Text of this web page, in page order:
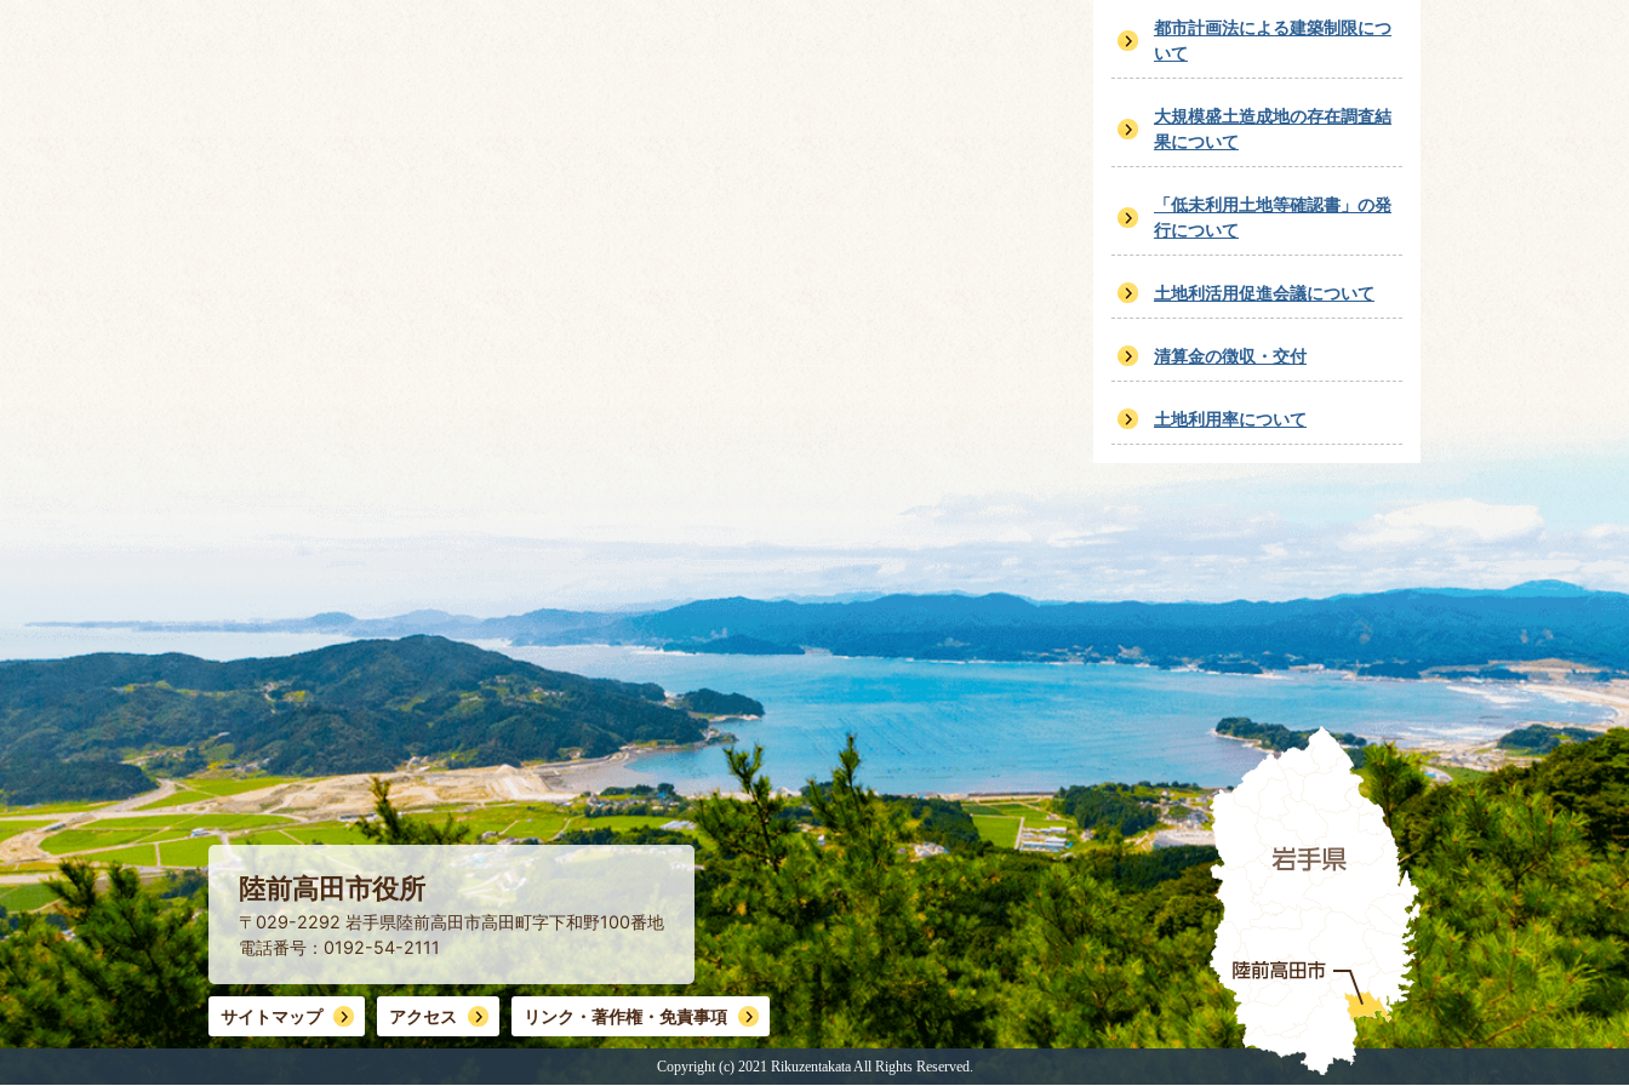
都市計画法による建築制限につ
いて
大規模盛土造成地の存在調査結
果について
「低未利用土地等確認書」の発
行について
土地利活用促進会議について
清算金の徴収・交付
土地利用率について
陸前高田市役所
〒029-2292 岩手県陸前高田市高田町字下和野100番地
電話番号：0192-54-2111
サイトマップ アクセス リンク・著作権・免責事項
Copyright (c) 2021 Rikuzentakata All Rights Reserved.